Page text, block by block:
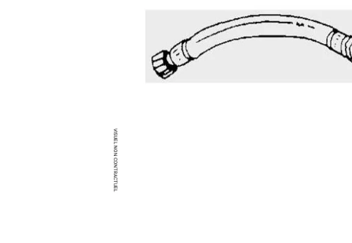
Ventilateur / extracteur d'air mobile
Brasseur d'air
Ventilateur fixe
Ventilateur industriel
Ventilateur centrifuge
Ventilateur de sol
Ventilateur sur pied
Ventilateur de bureau